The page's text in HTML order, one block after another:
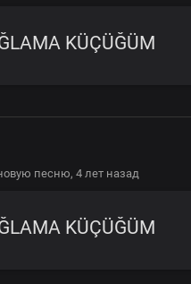
KÜÇÜĞÜM
песню, 4 лет назад
KÜÇÜĞÜM